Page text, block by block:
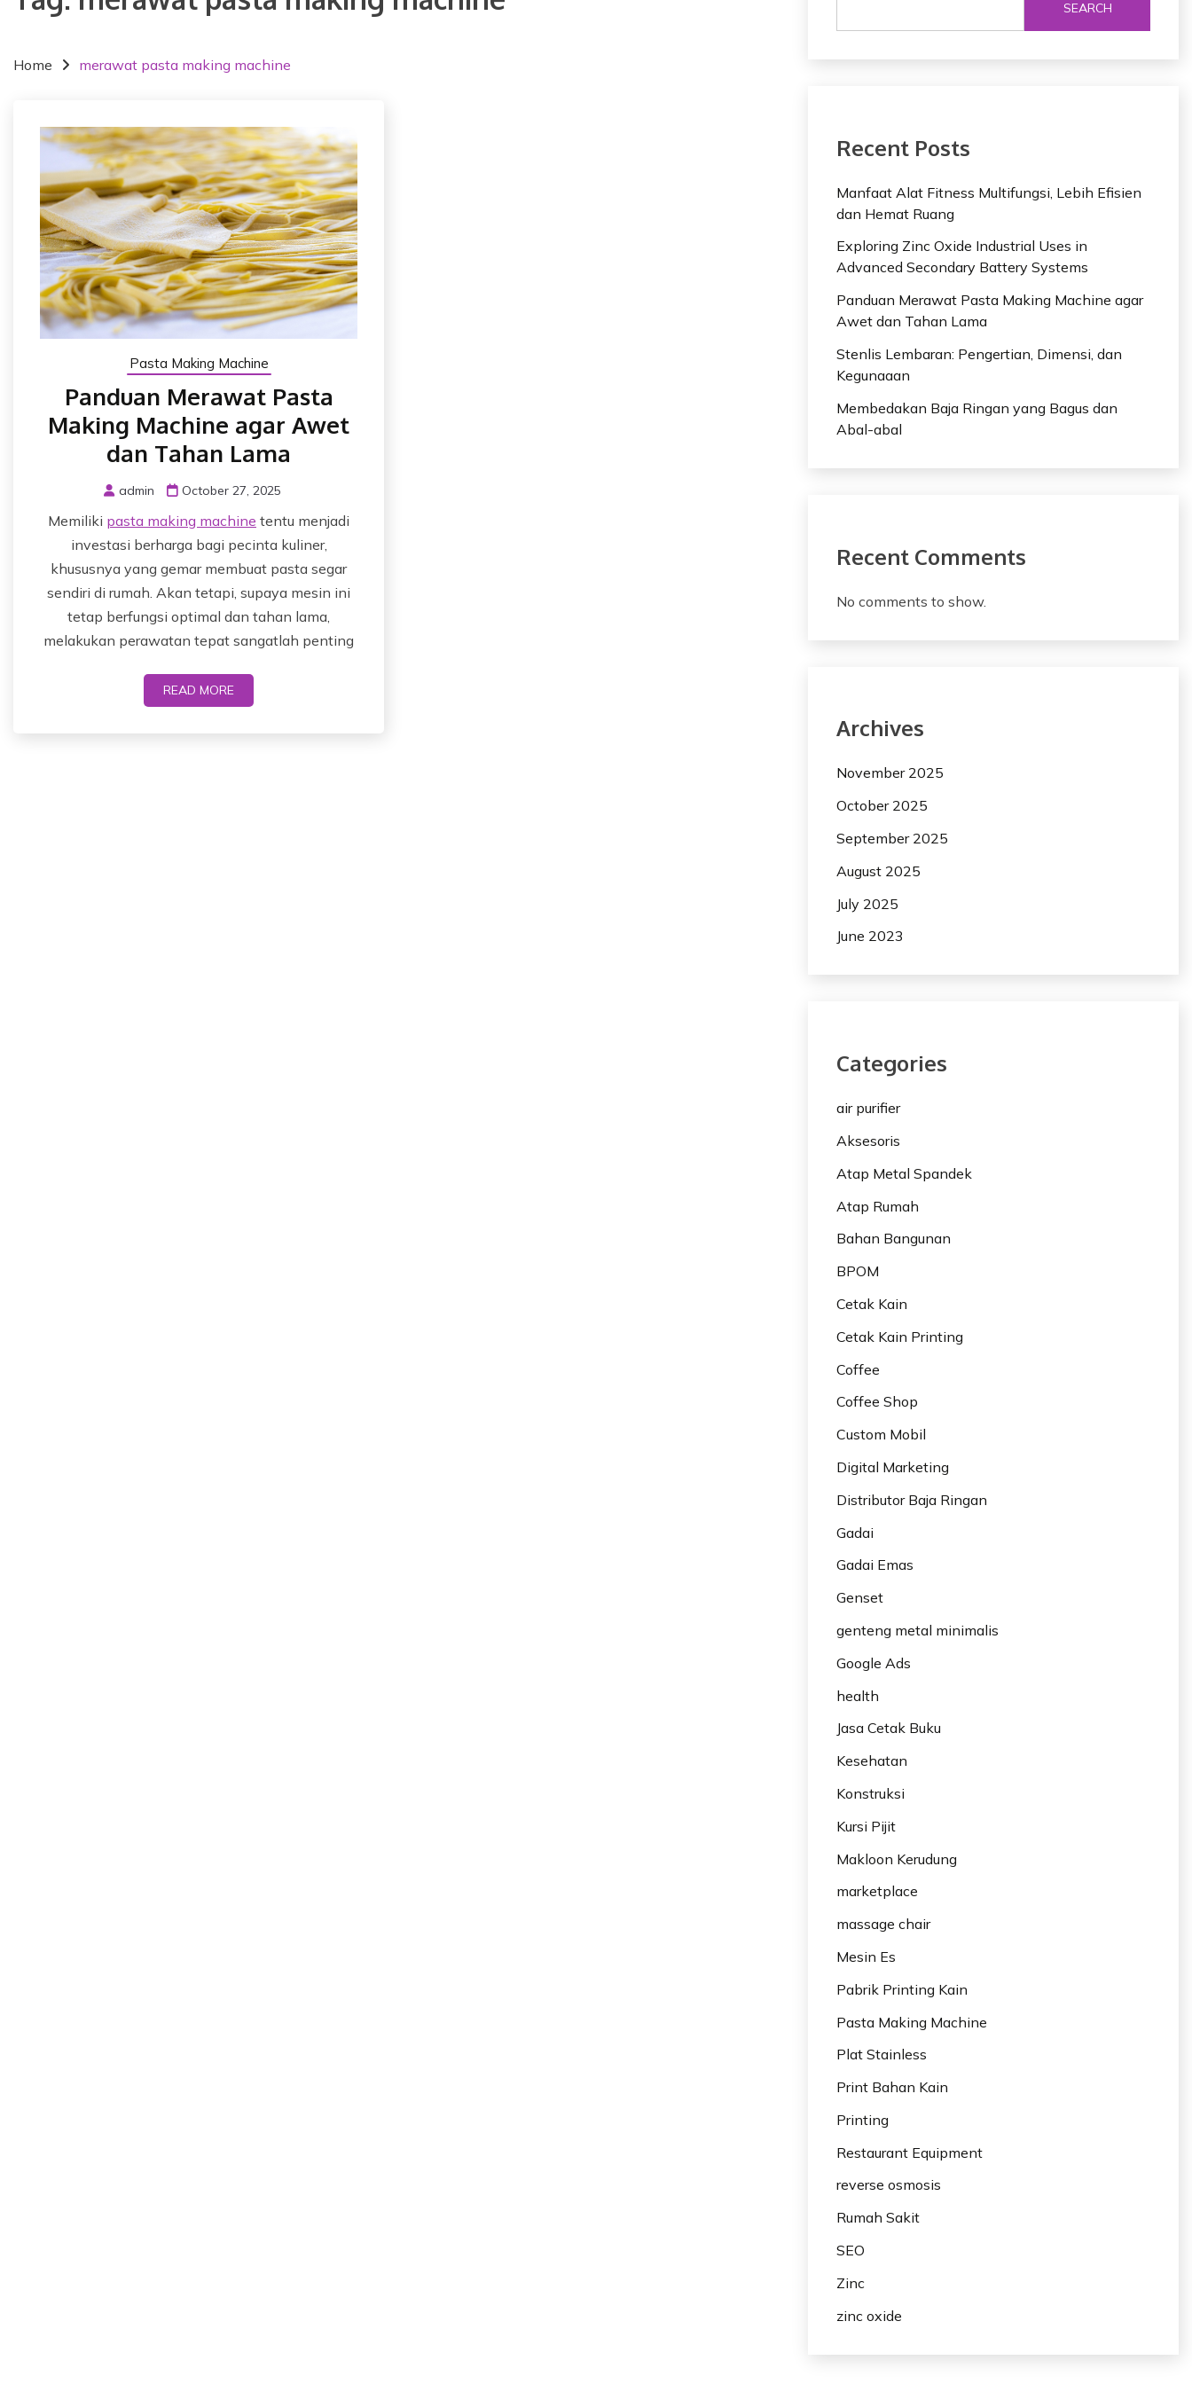
Home merawat pasta making machine
Pasta Making Machine
Panduan Merawat Pasta
Making Machine agar Awet
dan Tahan Lama
admin October 27, 2025
Memiliki pasta making machine tentu menjadi
investasi berharga bagi pecinta kuliner,
khususnya yang gemar membuat pasta segar
sendiri di rumah. Akan tetapi, supaya mesin ini
tetap berfungsi optimal dan tahan lama,
melakukan perawatan tepat sangatlah penting
READ MORE
SEARCH
Recent Posts
Manfaat Alat Fitness Multifungsi, Lebih Efisien
dan Hemat Ruang
Exploring Zinc Oxide Industrial Uses in
Advanced Secondary Battery Systems
Panduan Merawat Pasta Making Machine agar
Awet dan Tahan Lama
Stenlis Lembaran: Pengertian, Dimensi, dan
Kegunaaan
Membedakan Baja Ringan yang Bagus dan
Abal-abal
Recent Comments
No comments to show.
Archives
November 2025
October 2025
September 2025
August 2025
July 2025
June 2023
Categories
air purifier
Aksesoris
Atap Metal Spandek
Atap Rumah
Bahan Bangunan
BPOM
Cetak Kain
Cetak Kain Printing
Coffee
Coffee Shop
Custom Mobil
Digital Marketing
Distributor Baja Ringan
Gadai
Gadai Emas
Genset
genteng metal minimalis
Google Ads
health
Jasa Cetak Buku
Kesehatan
Konstruksi
Kursi Pijit
Makloon Kerudung
marketplace
massage chair
Mesin Es
Pabrik Printing Kain
Pasta Making Machine
Plat Stainless
Print Bahan Kain
Printing
Restaurant Equipment
reverse osmosis
Rumah Sakit
SEO
Zinc
zinc oxide